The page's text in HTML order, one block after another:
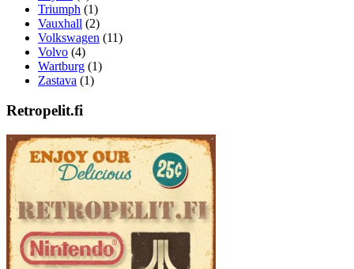
Triumph (1)
Vauxhall (2)
Volkswagen (11)
Volvo (4)
Wartburg (1)
Zastava (1)
Retropelit.fi